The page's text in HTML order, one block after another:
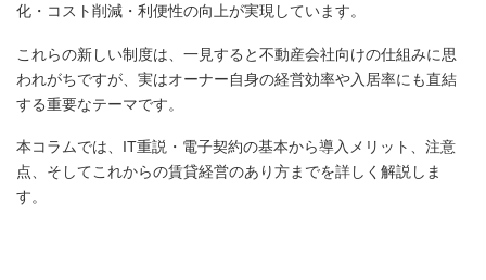
化・コスト削減・利便性の向上が実現しています。
これらの新しい制度は、一見すると不動産会社向けの仕組みに思
われがちですが、実はオーナー自身の経営効率や入居率にも直結
する重要なテーマです。
本コラムでは、IT重説・電子契約の基本から導入メリット、注意
点、そしてこれからの賃貸経営のあり方までを詳しく解説しま
す。